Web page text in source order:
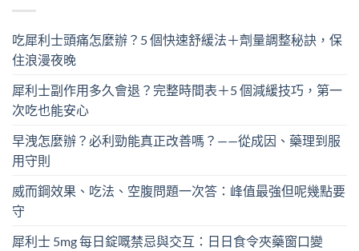
吃犀利士頭痛怎麼辦？5 個快速舒緩法＋劑量調整秘訣，保
住浪漫夜晚
犀利士副作用多久會退？完整時間表＋5 個減緩技巧，第一
次吃也能安心
早洩怎麼辦？必利勁能真正改善嗎？——從成因、藥理到服
用守則
威而鋼效果、吃法、空腹問題一次答：峰值最強但呢幾點要
守
犀利士 5mg 每日錠嘅禁忌與交互：日日食令夾藥窗口變